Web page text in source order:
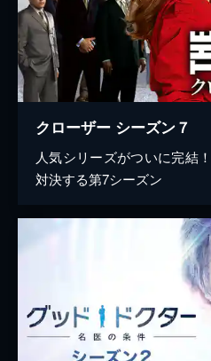
クローザー シーズン７
人気シリーズがついに完結
対決する第7シーズン